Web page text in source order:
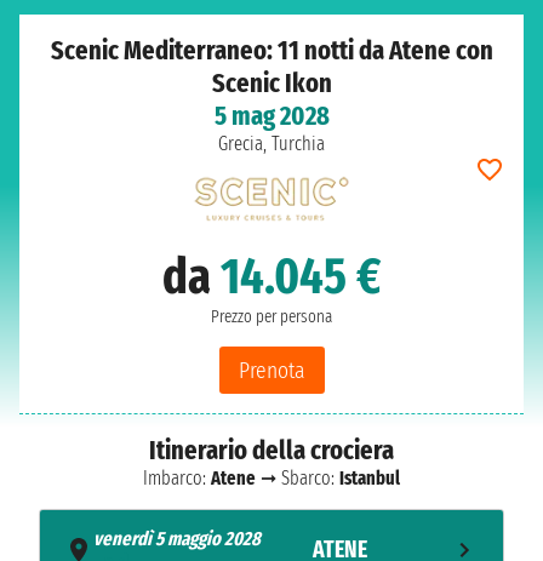
Scenic Mediterraneo: 11 notti da Atene con
Scenic Ikon
5 mag 2028
Grecia, Turchia
da14.045 €
Prezzo per persona
Prenota
Itinerario della crociera
Imbarco: Atene ➞ Sbarco: Istanbul
venerdì 5 maggio 2028
ATENE